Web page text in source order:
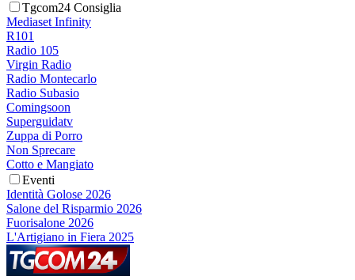
Tgcom24 Consiglia
Mediaset Infinity
R101
Radio 105
Virgin Radio
Radio Montecarlo
Radio Subasio
Comingsoon
Superguidatv
Zuppa di Porro
Non Sprecare
Cotto e Mangiato
Eventi
Identità Golose 2026
Salone del Risparmio 2026
Fuorisalone 2026
L'Artigiano in Fiera 2025